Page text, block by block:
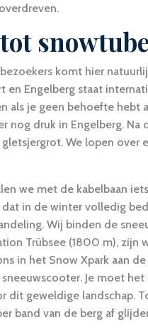
komt hier
en Engelberg staat
als je geen behoefte
nog druk in Engelberg.
We lopen over
we met de kabelbaan
in de winter volledig
Wij binden de
Trübsee (1800 m), zijn
in het Snow Xpark aan
Je moet
dit geweldige landschap.
band van de berg af